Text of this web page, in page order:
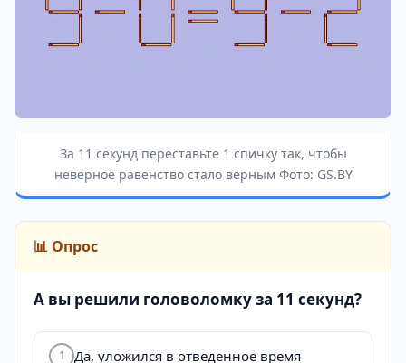
За 11 секунд переставьте 1 спичку так, чтобы
неверное равенство стало верным Фото: GS.BY
📊 Опрос
А вы решили головоломку за 11 секунд?
1 Да, уложился в отведенное время